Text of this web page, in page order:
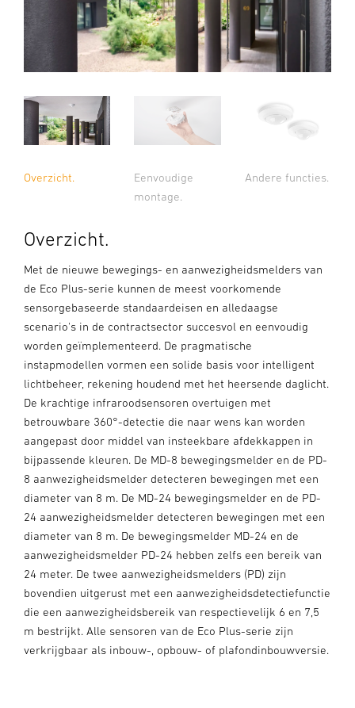
Overzicht.
Eenvoudige
montage.
Andere functies.
Overzicht.
Met de nieuwe bewegings- en aanwezigheidsmelders van
de Eco Plus-serie kunnen de meest voorkomende
sensorgebaseerde standaardeisen en alledaagse
scenario's in de contractsector succesvol en eenvoudig
worden geïmplementeerd. De pragmatische
instapmodellen vormen een solide basis voor intelligent
lichtbeheer, rekening houdend met het heersende daglicht.
De krachtige infraroodsensoren overtuigen met
betrouwbare 360°-detectie die naar wens kan worden
aangepast door middel van insteekbare afdekkappen in
bijpassende kleuren. De MD-8 bewegingsmelder en de PD-
8 aanwezigheidsmelder detecteren bewegingen met een
diameter van 8 m. De MD-24 bewegingsmelder en de PD-
24 aanwezigheidsmelder detecteren bewegingen met een
diameter van 8 m. De bewegingsmelder MD-24 en de
aanwezigheidsmelder PD-24 hebben zelfs een bereik van
24 meter. De twee aanwezigheidsmelders (PD) zijn
bovendien uitgerust met een aanwezigheidsdetectiefunctie
die een aanwezigheidsbereik van respectievelijk 6 en 7,5
m bestrijkt. Alle sensoren van de Eco Plus-serie zijn
verkrijgbaar als inbouw-, opbouw- of plafondinbouwversie.